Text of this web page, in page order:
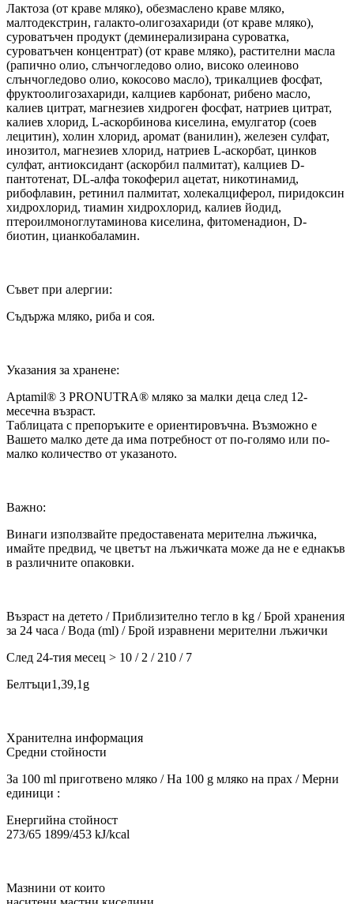
Лактоза (от краве мляко), обезмаслено краве мляко,
малтодекстрин, галакто-олигозахариди (от краве мляко),
суроватъчен продукт (деминерализирана суроватка,
суроватъчен концентрат) (от краве мляко), растителни масла
(рапично олио, слънчогледово олио, високо олеиново
слънчогледово олио, кокосово масло), трикалциев фосфат,
фруктоолигозахариди, калциев карбонат, рибено масло,
калиев цитрат, магнезиев хидроген фосфат, натриев цитрат,
калиев хлорид, L-аскорбинова киселина, емулгатор (соев
лецитин), холин хлорид, аромат (ванилин), железен сулфат,
инозитол, магнезиев хлорид, натриев L-аскорбат, цинков
сулфат, антиоксидант (аскорбил палмитат), калциев D-
пантотенат, DL-алфа токоферил ацетат, никотинамид,
рибофлавин, ретинил палмитат, холекалциферол, пиридоксин
хидрохлорид, тиамин хидрохлорид, калиев йодид,
птероилмоноглутаминова киселина, фитоменадион, D-
биотин, цианкобаламин.
Съвет при алергии:
Съдържа мляко, риба и соя.
Указания за хранене:
Aptamil® 3 PRONUTRA® мляко за малки деца след 12-
месечна възраст.
Таблицата с препоръките е ориентировъчна. Възможно е
Вашето малко дете да има потребност от по-голямо или по-
малко количество от указаното.
Важно:
Винаги използвайте предоставената мерителна лъжичка,
имайте предвид, че цветът на лъжичката може да не е еднакъв
в различните опаковки.
Възраст на детето / Приблизително тегло в kg / Брой хранения
за 24 часа / Вода (ml) / Брой изравнени мерителни лъжички
След 24-тия месец > 10 / 2 / 210 / 7
Белтъци1,39,1g
Хранителна информация
Средни стойности
За 100 ml приготвено мляко / На 100 g мляко на прах / Мерни
единици :
Енергийна стойност
273/65 1899/453 kJ/kcal
Мазнини от които